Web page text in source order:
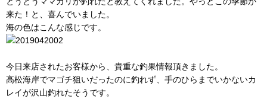
来た！と、喜んでいました。
海の色はこんな感じです。
今日来店されたお客様から、貴重な釣果情報頂きました。
高松海岸でマゴチ狙いだったのに釣れず、手のひらまでいかないカ
レイが沢山釣れたそうです。